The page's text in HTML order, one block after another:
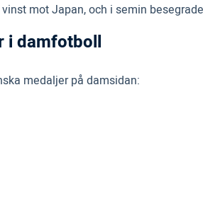
mot Japan, och i semin
i damfotboll
medaljer på damsidan: